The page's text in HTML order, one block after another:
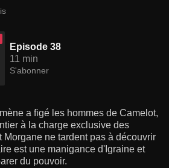
Episode 38
11 min
S'abonner
a figé les hommes de Camelot,
à la charge exclusive des
Morgane ne tardent pas à découvrir
est une manigance d'Igraine et
du pouvoir.